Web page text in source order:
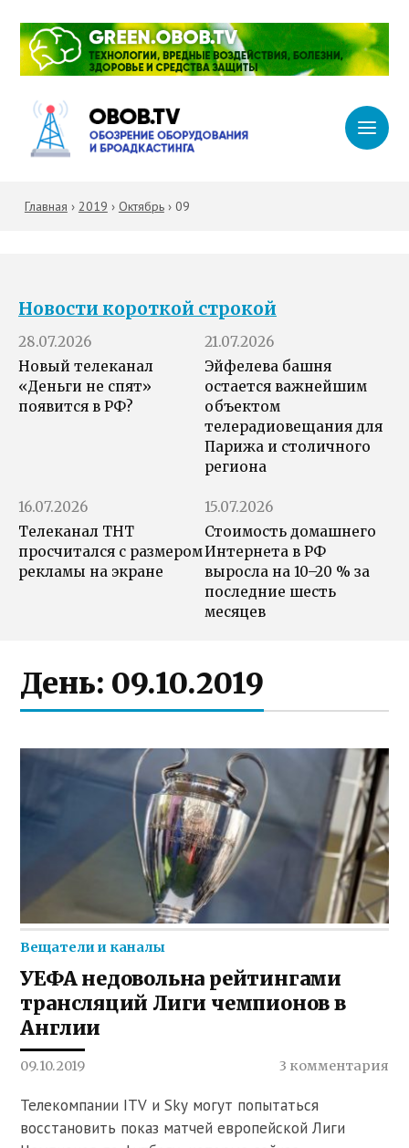
Главная › 2019 › Октябрь› 09
Новости короткой строкой
28.07.2026
Новый телеканал
«Деньги не спят»
появится в РФ?
21.07.2026
Эйфелева башня
остается важнейшим
объектом
телерадиовещания для
Парижа и столичного
региона
16.07.2026
Телеканал ТНТ
просчитался с размером
рекламы на экране
15.07.2026
Стоимость домашнего
Интернета в РФ
выросла на 10–20 % за
последние шесть
месяцев
День: 09.10.2019
Вещатели и каналы
УЕФА недовольна рейтингами
трансляций Лиги чемпионов в
Англии
09.10.2019 3 комментария
Телекомпании ITV и Sky могут попытаться
восстановить показ матчей европейской Лиги